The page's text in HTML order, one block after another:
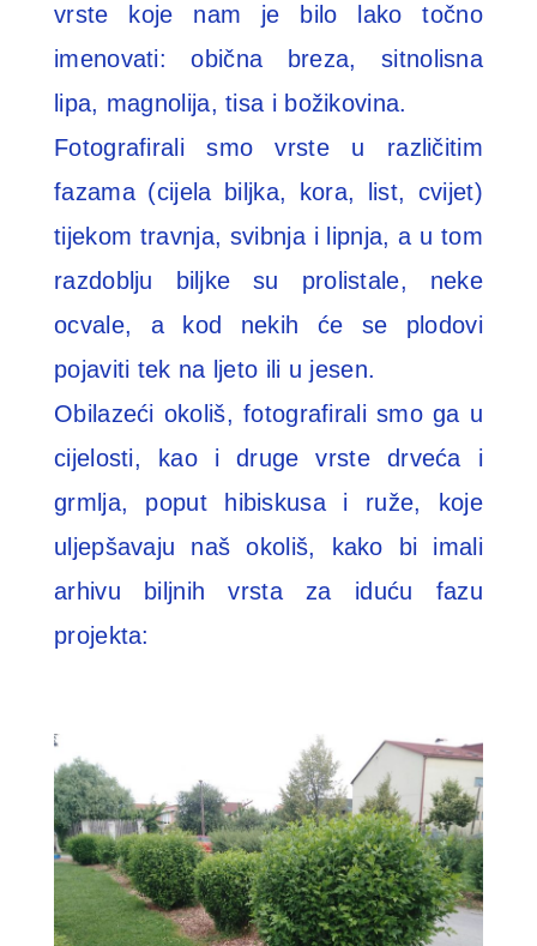
vrste koje nam je bilo lako točno
imenovati: obična breza, sitnolisna
lipa, magnolija, tisa i božikovina.
Fotografirali smo vrste u različitim
fazama (cijela biljka, kora, list, cvijet)
tijekom travnja, svibnja i lipnja, a u tom
razdoblju biljke su prolistale, neke
ocvale, a kod nekih će se plodovi
pojaviti tek na ljeto ili u jesen.
Obilazeći okoliš, fotografirali smo ga u
cijelosti, kao i druge vrste drveća i
grmlja, poput hibiskusa i ruže, koje
uljepšavaju naš okoliš, kako bi imali
arhivu biljnih vrsta za iduću fazu
projekta: